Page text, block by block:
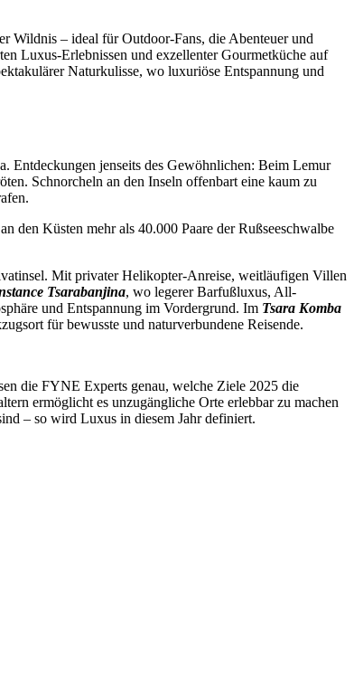
Wildnis – ideal für Outdoor-Fans, die Abenteuer und
Luxus-Erlebnissen und exzellenter Gourmetküche auf
Naturkulisse, wo luxuriöse Entspannung und
Entdeckungen jenseits des Gewöhnlichen: Beim Lemur
Schnorcheln an den Inseln offenbart eine kaum zu
den Küsten mehr als 40.000 Paare der Rußseeschwalbe
Mit privater Helikopter-Anreise, weitläufigen Villen
Tsarabanjina, wo legerer Barfußluxus, All-
und Entspannung im Vordergrund. Im Tsara Komba
für bewusste und naturverbundene Reisende.
die FYNE Experts genau, welche Ziele 2025 die
ermöglicht es unzugängliche Orte erlebbar zu machen
– so wird Luxus in diesem Jahr definiert.